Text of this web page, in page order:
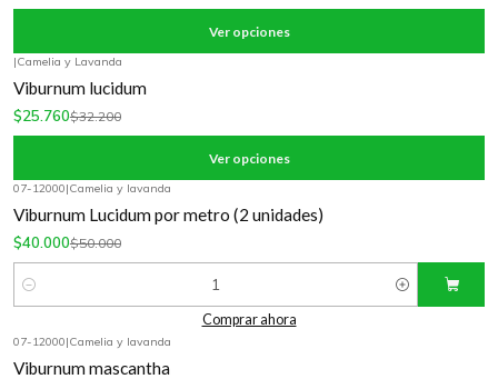
Ver opciones
|Camelia y Lavanda
Viburnum lucidum
$25.760$32.200
Ver opciones
07-12000|Camelia y lavanda
Viburnum Lucidum por metro (2 unidades)
$40.000$50.000
Cantidad
Comprar ahora
07-12000|Camelia y lavanda
Viburnum mascantha